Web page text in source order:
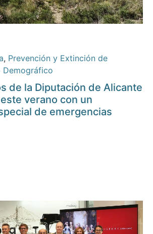
, Prevención y Extinción de
Demográfico
de la Diputación de Alicante
verano con un
de emergencias